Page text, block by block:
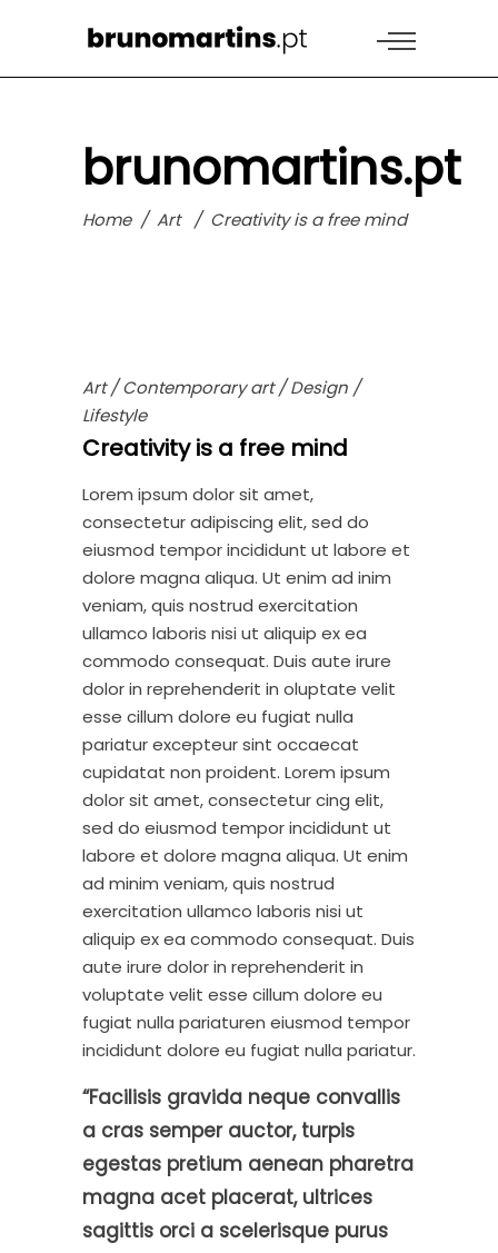
brunomartins.pt
Home/ Art / Creativity is a free mind
Art/Contemporary art/Design /
Lifestyle
Creativity is a free mind
Lorem ipsum dolor sit amet,
consectetur adipiscing elit, sed do
eiusmod tempor incididunt ut labore et
dolore magna aliqua. Ut enim ad inim
veniam, quis nostrud exercitation
ullamco laboris nisi ut aliquip ex ea
commodo consequat. Duis aute irure
dolor in reprehenderit in oluptate velit
esse cillum dolore eu fugiat nulla
pariatur excepteur sint occaecat
cupidatat non proident. Lorem ipsum
dolor sit amet, consectetur cing elit,
sed do eiusmod tempor incididunt ut
labore et dolore magna aliqua. Ut enim
ad minim veniam, quis nostrud
exercitation ullamco laboris nisi ut
aliquip ex ea commodo consequat. Duis
aute irure dolor in reprehenderit in
voluptate velit esse cillum dolore eu
fugiat nulla pariaturen eiusmod tempor
incididunt dolore eu fugiat nulla pariatur.
“Facilisis gravida neque convallis
a cras semper auctor, turpis
egestas pretium aenean pharetra
magna acet placerat, ultrices
sagittis orci a scelerisque purus